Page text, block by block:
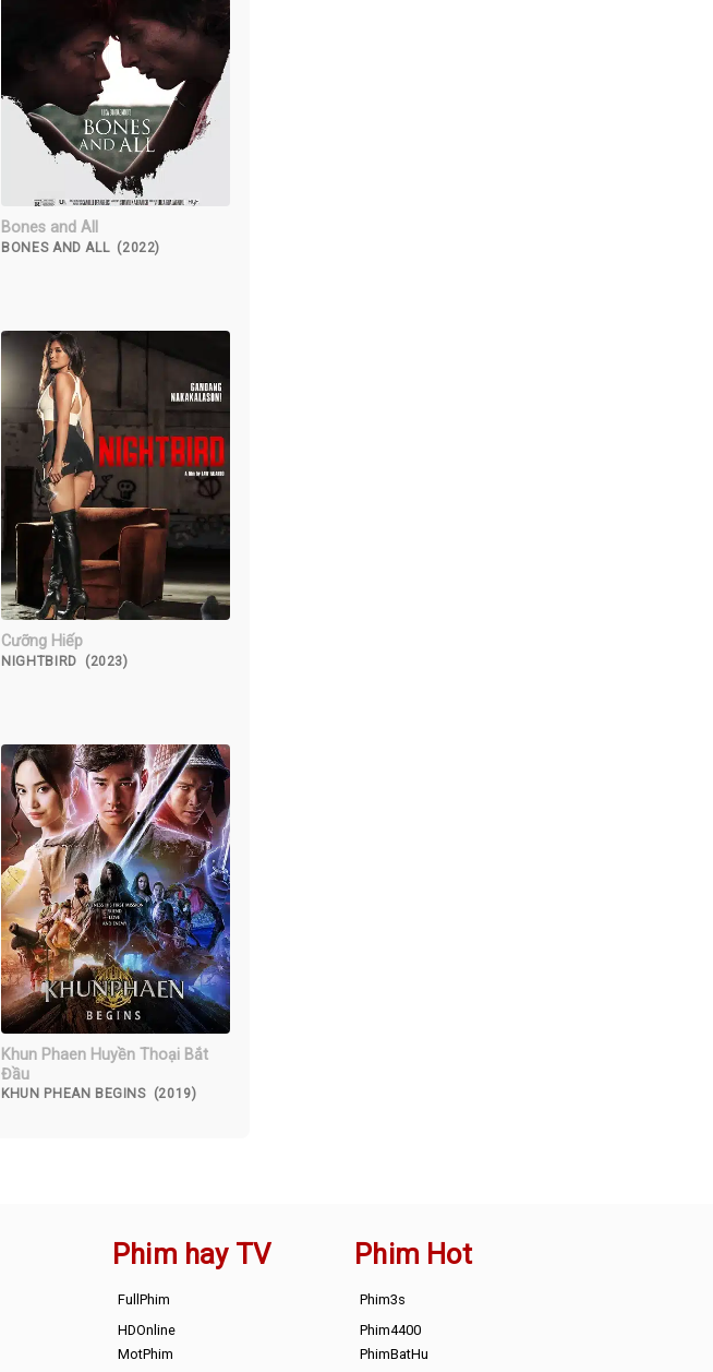
Bones and All
BONES AND ALL (2022)
Cưỡng Hiếp
NIGHTBIRD (2023)
Khun Phaen Huyền Thoại Bắt
Đầu
KHUN PHEAN BEGINS (2019)
Phim hay TV
FullPhim
HDOnline
MotPhim
Phim Hot
Phim3s
Phim4400
PhimBatHu